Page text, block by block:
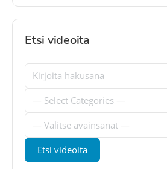
Etsi videoita